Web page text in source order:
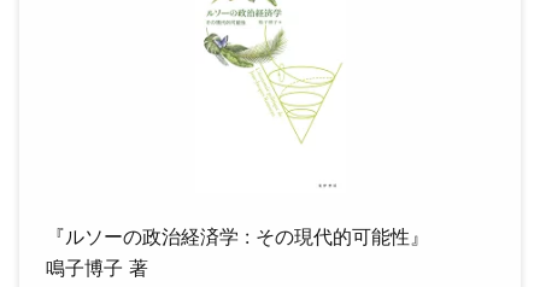
『ルソーの政治経済学 : その現代的可能性』
鳴子博子 著